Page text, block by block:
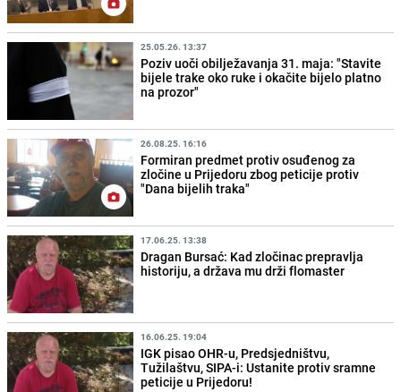
25.05.26. 13:37
Poziv uoči obilježavanja 31. maja: "Stavite
bijele trake oko ruke i okačite bijelo platno
na prozor"
26.08.25. 16:16
Formiran predmet protiv osuđenog za
zločine u Prijedoru zbog peticije protiv
"Dana bijelih traka"
17.06.25. 13:38
Dragan Bursać: Kad zločinac prepravlja
historiju, a država mu drži flomaster
16.06.25. 19:04
IGK pisao OHR-u, Predsjedništvu,
Tužilaštvu, SIPA-i: Ustanite protiv sramne
peticije u Prijedoru!